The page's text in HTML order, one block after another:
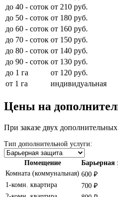
до 40 - соток от 210 руб.
до 50 - соток от 180 руб.
до 60 - соток от 160 руб.
до 70 - соток от 150 руб.
до 80 - соток от 140 руб.
до 90 - соток от 130 руб.
до 1 га
от 120 руб.
от 1 га
индивидуальная
Цены на
При заказе двух
Тип дополнительной услуги:
Помещение
Барьерная
Комната (коммунальная) 600 ₽
1-комн. квартира
700 ₽